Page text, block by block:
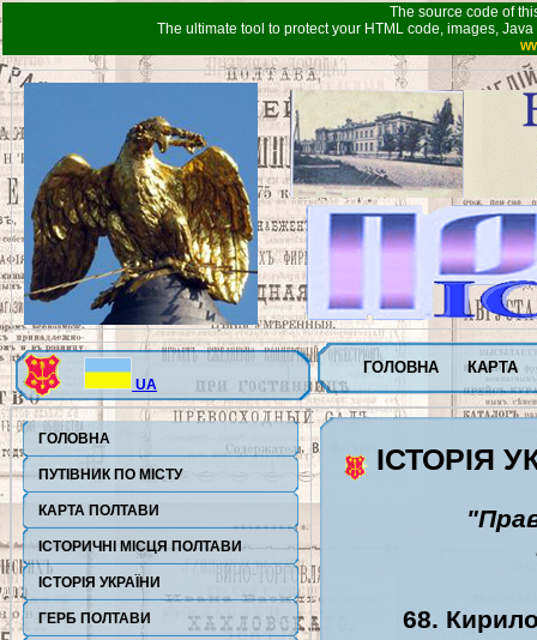
The source code of
The ultimate tool to protect your HTML code, images,
ГОЛОВНА КАРТА
UA
ГОЛОВНА
ПУТІВНИК ПО МІСТУ
КАРТА ПОЛТАВИ
ІСТОРИЧНІ МІСЦЯ ПОЛТАВИ
ІСТОРІЯ УКРАЇНИ
ГЕРБ ПОЛТАВИ
ІСТОРІЯ
68.